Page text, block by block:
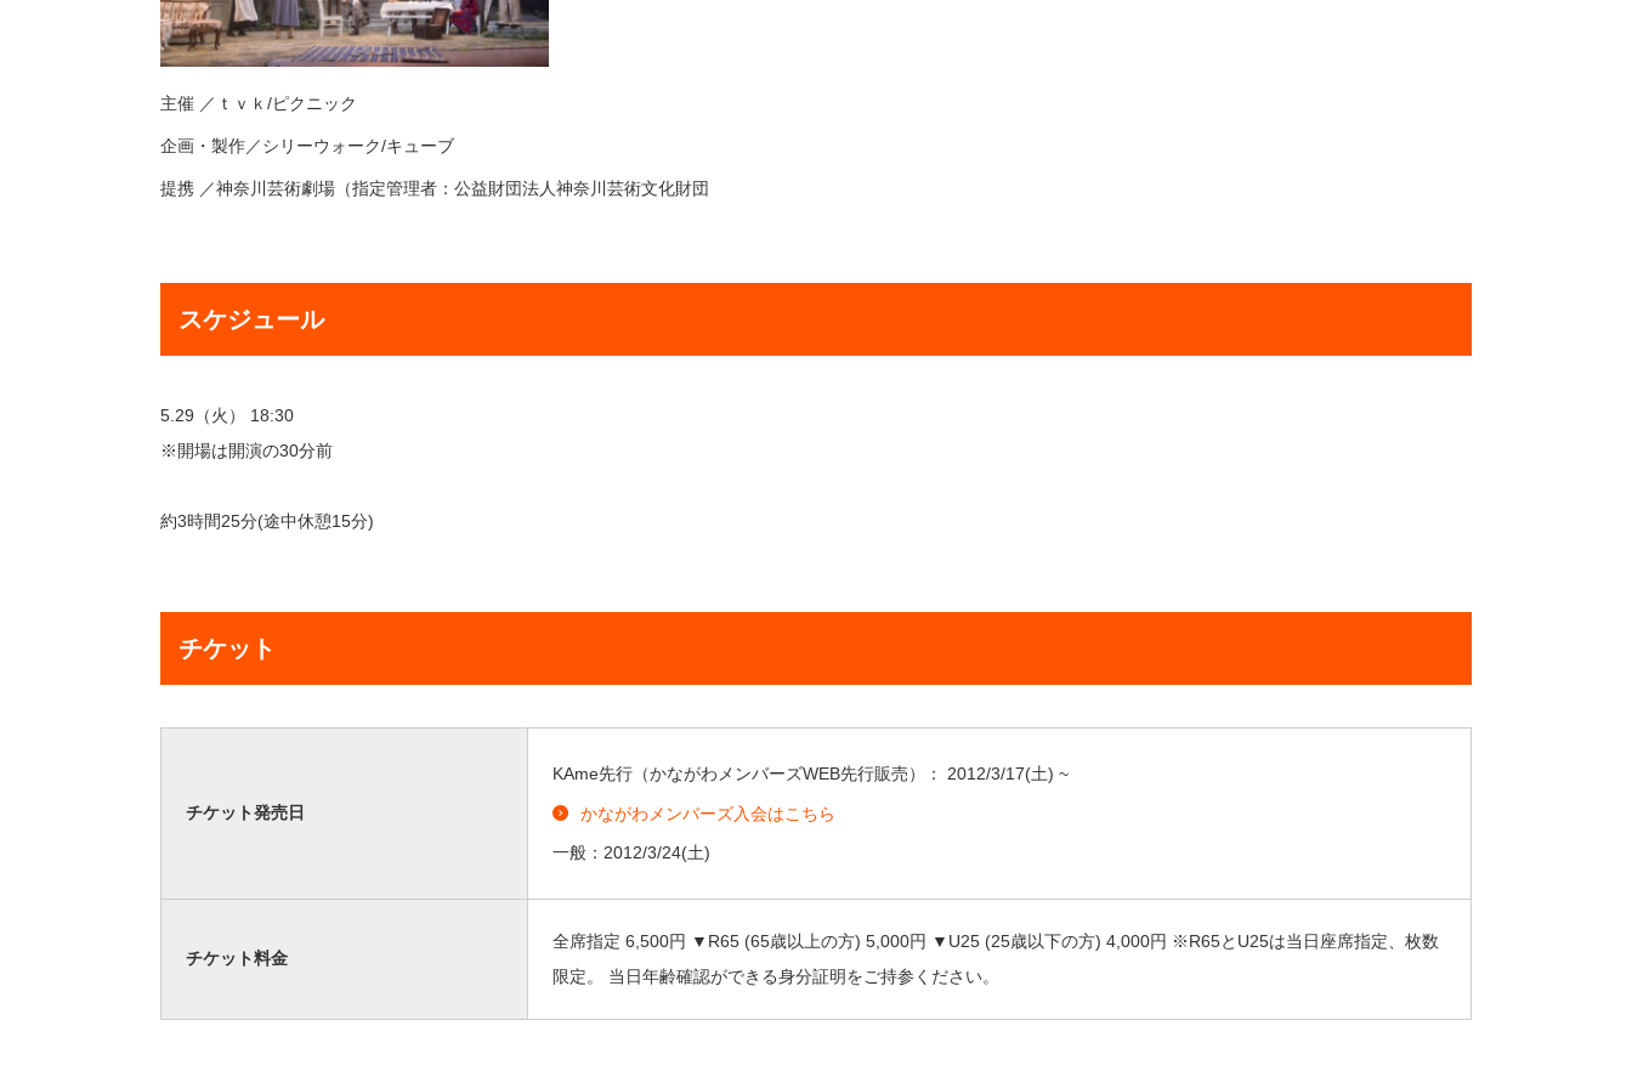
主催 ／ ｔｖｋ/ピクニック
企画・製作／シリーウォーク/キューブ
提携 ／神奈川芸術劇場（指定管理者：公益財団法人神奈川芸術文化財団
スケジュール
5.29（火） 18:30
※開場は開演の30分前
約3時間25分(途中休憩15分)
チケット
チケット発売日
KAme先行（かながわメンバーズWEB先行販売）： 2012/3/17(土) ~
かながわメンバーズ入会はこちら
一般： 2012/3/24(土)
チケット料金
全席指定 6,500円 ▼R65 (65歳以上の方) 5,000円 ▼U25 (25歳以下の方) 4,000円 ※R65とU25は当日座席指定、枚数
限定。 当日年齢確認ができる身分証明をご持参ください。